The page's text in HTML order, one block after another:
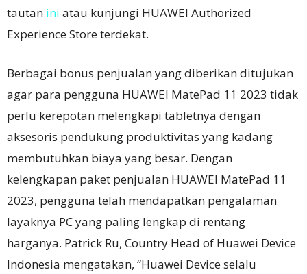
tautan ini atau kunjungi HUAWEI Authorized
Experience Store terdekat.
Berbagai bonus penjualan yang diberikan ditujukan
agar para pengguna HUAWEI MatePad 11 2023 tidak
perlu kerepotan melengkapi tabletnya dengan
aksesoris pendukung produktivitas yang kadang
membutuhkan biaya yang besar. Dengan
kelengkapan paket penjualan HUAWEI MatePad 11
2023, pengguna telah mendapatkan pengalaman
layaknya PC yang paling lengkap di rentang
harganya. Patrick Ru, Country Head of Huawei Device
Indonesia mengatakan, “Huawei Device selalu